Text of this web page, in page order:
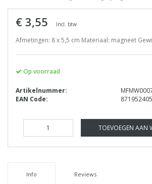
€ 3,55 Incl. btw
Afmetingen: 8 x 5,5 cm Materiaal: magneet
Op voorraad
Artikelnummer:
EAN Code:
TOEVOEGEN AAN
Info Reviews